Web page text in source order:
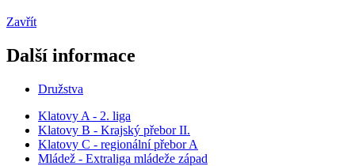
Zavřít
Další informace
Družstva
Klatovy A - 2. liga
Klatovy B - Krajský přebor II.
Klatovy C - regionální přebor A
Mládež - Extraliga mládeže západ